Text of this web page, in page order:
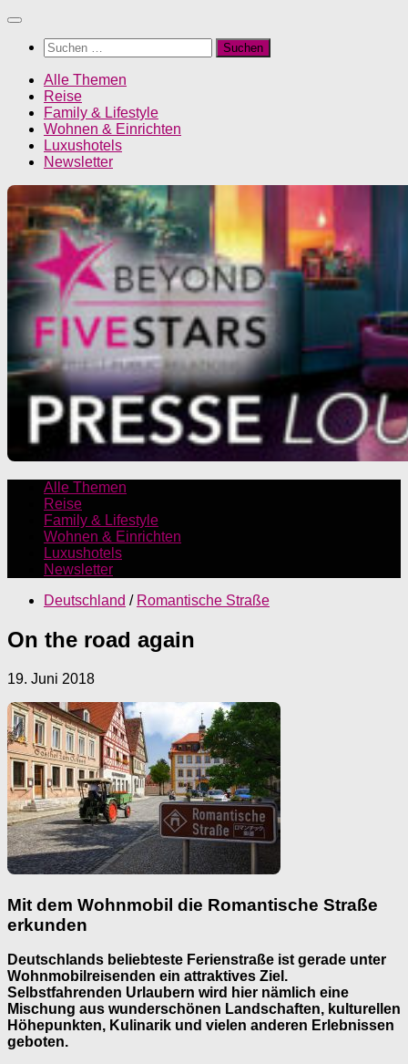
Unter
Inhalt
Suchen
nach:
Alle Themen
Reise
Family & Lifestyle
Wohnen & Einrichten
Luxushotels
Newsletter
Alle Themen
Reise
Family & Lifestyle
Wohnen & Einrichten
Luxushotels
Newsletter
Deutschland / Romantische Straße
On the road again
19. Juni 2018
Mit dem Wohnmobil die Romantische Straße
erkunden
Deutschlands beliebteste Ferienstraße ist gerade unter
Wohnmobilreisenden ein attraktives Ziel.
Selbstfahrenden Urlaubern wird hier nämlich eine
Mischung aus wunderschönen Landschaften, kulturellen
Höhepunkten, Kulinarik und vielen anderen Erlebnissen
geboten.